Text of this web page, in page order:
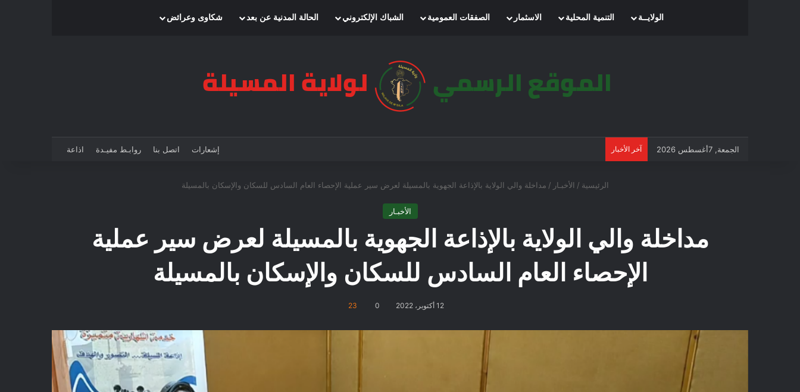
الرئيسيةالولايــة التنمية المحلية الاسثمار الصفقات العمومية الشباك الإلكتروني الحالة المدنية عن بعد شكاوى وعرائض
الجمعة, 7أغسطس 2026 آخر الأخبار إشعارات اتصل بنا روابـط مفيـدة اذاعة
الرئيسية / الأخبـار / مداخلة والي الولاية بالإذاعة الجهوية بالمسيلة لعرض سير عملية الإحصاء العام السادس للسكان والإسكان بالمسيلة
الأخبـار
مداخلة والي الولاية بالإذاعة الجهوية بالمسيلة لعرض سير عملية
الإحصاء العام السادس للسكان والإسكان بالمسيلة
12 أكتوبر، 2022 0
23